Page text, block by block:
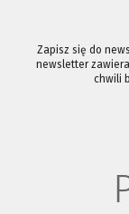
Zapisz się do
newsletter
chwili